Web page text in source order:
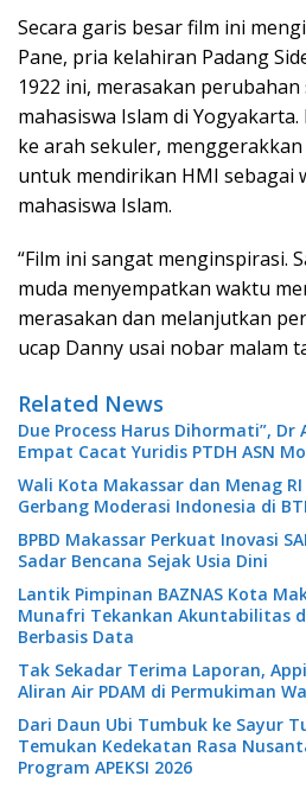
Secara garis besar film ini
Pane, pria kelahiran Padang
1922 ini, merasakan
mahasiswa Islam di
ke arah sekuler,
untuk mendirikan HMI sebagai
mahasiswa Islam.
“Film ini sangat menginspirasi.
muda menyempatkan waktu
merasakan dan melanjutkan
ucap Danny usai nobar malam
Related News
Due Process Harus Dihormati”, Dr
Empat Cacat Yuridis PTDH ASN
Wali Kota Makassar dan Menag
Gerbang Moderasi Indonesia di
BPBD Makassar Perkuat Inovasi
Sadar Bencana Sejak Usia Dini
Lantik Pimpinan BAZNAS Kota
Munafri Tekankan Akuntabilitas
Berbasis Data
Tak Sekadar Terima Laporan,
Aliran Air PDAM di Permukiman
Dari Daun Ubi Tumbuk ke Sayur
Temukan Kedekatan Rasa
Program APEKSI 2026